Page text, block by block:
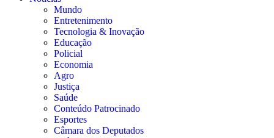
Mundo
Entretenimento
Tecnologia & Inovação
Educação
Policial
Economia
Agro
Justiça
Saúde
Conteúdo Patrocinado
Esportes
Câmara dos Deputados